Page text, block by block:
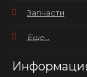
Запчасти
Еще...